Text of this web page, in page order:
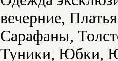
вечерние,
Сарафаны,
Туники, Юбки,